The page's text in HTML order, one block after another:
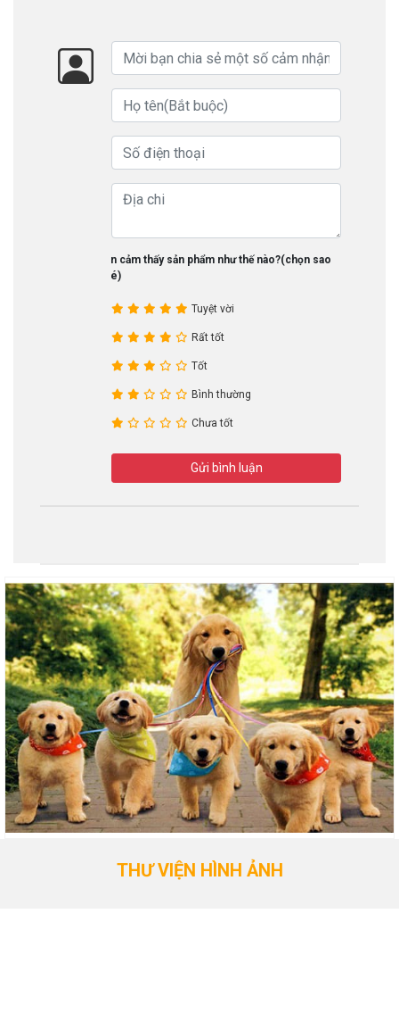
Bạn cảm thấy sản phẩm như thế nào?(chọn sao
nhé)
Tuyệt vời
Rất tốt
Tốt
Bình thường
Chưa tốt
Gửi bình luận
THƯ VIỆN HÌNH ẢNH